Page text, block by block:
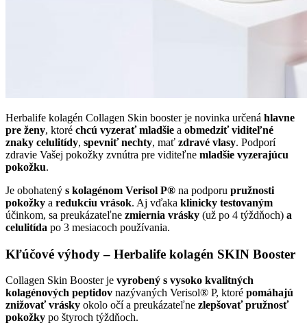
Herbalife kolagén Collagen Skin booster je novinka určená hlavne
pre ženy, ktoré chcú vyzerať mladšie a obmedziť viditeľné
znaky celulitídy, spevniť nechty, mať zdravé vlasy. Podporí
zdravie Vašej pokožky zvnútra pre viditeľne mladšie vyzerajúcu
pokožku.
Je obohatený s kolagénom Verisol P® na podporu pružnosti
pokožky a redukciu vrások. Aj vďaka klinicky testovaným
účinkom, sa preukázateľne zmiernia vrásky (už po 4 týždňoch) a
celulitída po 3 mesiacoch používania.
Kľúčové výhody– Herbalife kolagén SKIN Booster
Collagen Skin Booster je vyrobený s vysoko kvalitných
kolagénových peptidov nazývaných Verisol® P, ktoré pomáhajú
znižovať vrásky okolo očí a preukázateľne zlepšovať pružnosť
pokožky po štyroch týždňoch.